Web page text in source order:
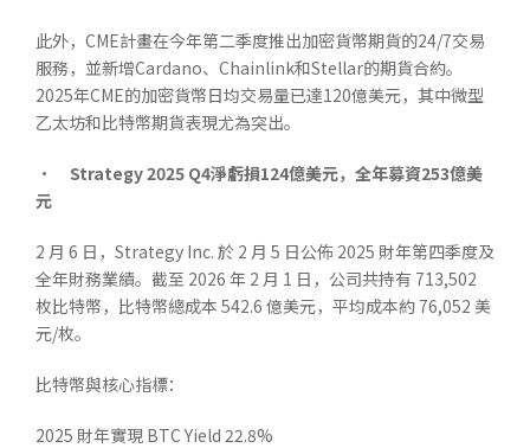
此外，CME計畫在今年第二季度推出加密貨幣期貨的24/7交易
服務，並新增Cardano、Chainlink和Stellar的期貨合約。
2025年CME的加密貨幣日均交易量已達120億美元，其中微型
乙太坊和比特幣期貨表現尤為突出。
• Strategy 2025 Q4淨虧損124億美元，全年募資253億美
元
2 月 6 日，Strategy Inc. 於 2 月 5 日公佈 2025 財年第四季度及
全年財務業績。截至 2026 年 2 月 1 日，公司共持有 713,502
枚比特幣，比特幣總成本 542.6 億美元，平均成本約 76,052 美
元/枚。
比特幣與核心指標：
2025 財年實現 BTC Yield 22.8%